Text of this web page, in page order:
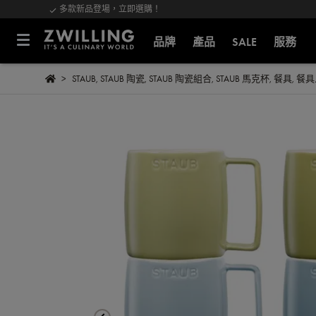
多款新品登場，立即選購！
品牌 產品 SALE 服務
STAUB, STAUB 陶瓷, STAUB 陶瓷組合, STAUB 馬克杯, 餐具, 餐